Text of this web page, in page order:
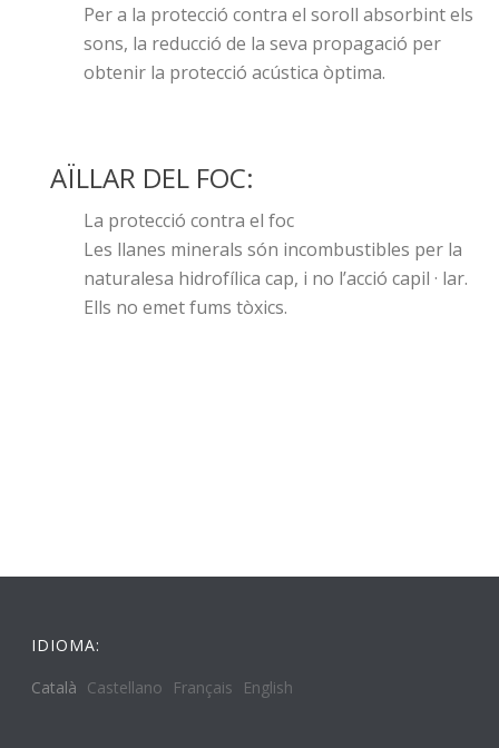
Per a la protecció contra el soroll absorbint els
sons, la reducció de la seva propagació per
obtenir la protecció acústica òptima.
AÏLLAR DEL FOC:
La protecció contra el foc
Les llanes minerals són incombustibles per la
naturalesa hidrofílica cap, i no l’acció capil · lar.
Ells no emet fums tòxics.
IDIOMA:
Català Castellano Français English